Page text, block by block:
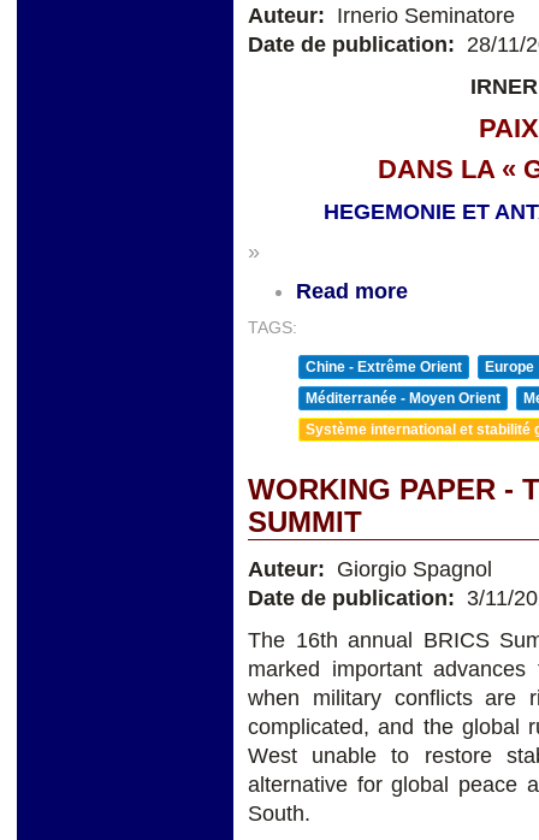
Auteur: Irnerio Seminatore
Date de publication: 28/11/
DANS LA «
HEGEMONIE ET
»
Read more
TAGS:
Chine - Extrême Orient
Europe
Méditerranée - Moyen Orient
Système international et stabilité
WORKING PAPER -
SUMMIT
Auteur: Giorgio Spagnol
Date de publication: 3/11/
The 16th annual BRICS
marked important
when military conflicts are
complicated, and the global
West unable to restore
alternative for global peace
South.